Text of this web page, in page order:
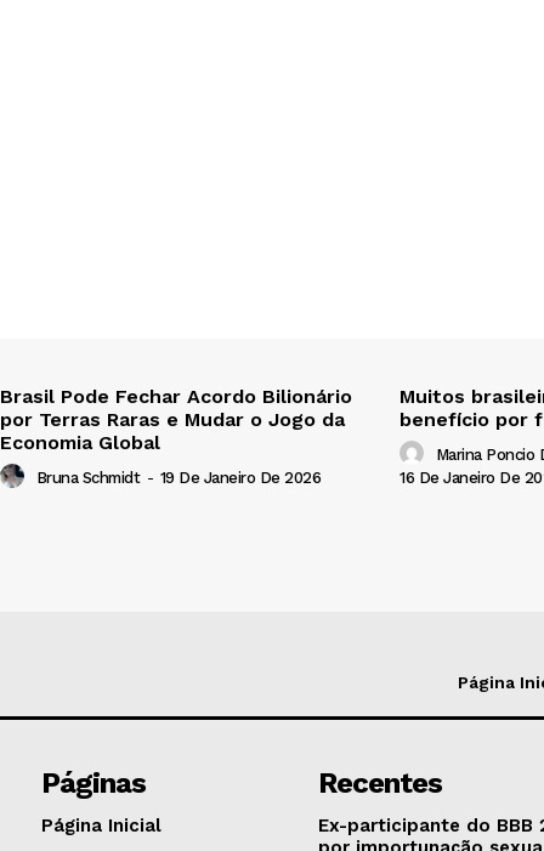
Brasil Pode Fechar Acordo Bilionário
por Terras Raras e Mudar o Jogo da
Economia Global
Bruna Schmidt - 19 De Janeiro De 2026
Muitos
benefício por
Marina Poncio
16 De Janeiro De
Página
Páginas
Página Inicial
Recentes
Ex-participante do BBB